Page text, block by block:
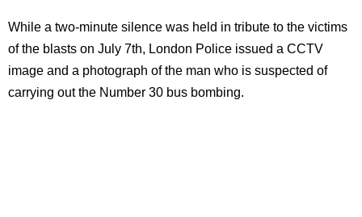
While a two-minute silence was held in tribute to the victims
of the blasts on July 7th, London Police issued a CCTV
image and a photograph of the man who is suspected of
carrying out the Number 30 bus bombing.